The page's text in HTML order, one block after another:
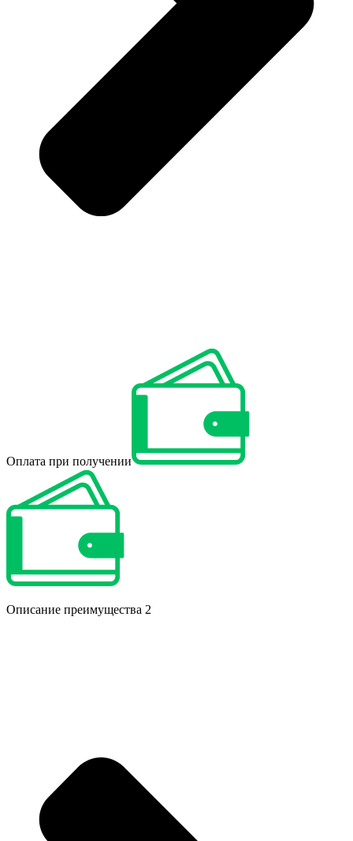
Оплата при получении
Описание преимущества 2